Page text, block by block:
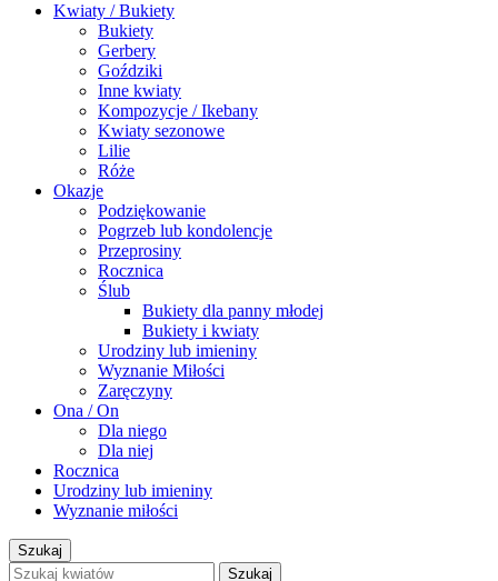
Kwiaty / Bukiety
Bukiety
Gerbery
Goździki
Inne kwiaty
Kompozycje / Ikebany
Kwiaty sezonowe
Lilie
Róże
Okazje
Podziękowanie
Pogrzeb lub kondolencje
Przeprosiny
Rocznica
Ślub
Bukiety dla panny młodej
Bukiety i kwiaty
Urodziny lub imieniny
Wyznanie Miłości
Zaręczyny
Ona / On
Dla niego
Dla niej
Rocznica
Urodziny lub imieniny
Wyznanie miłości
Szukaj
Szukaj